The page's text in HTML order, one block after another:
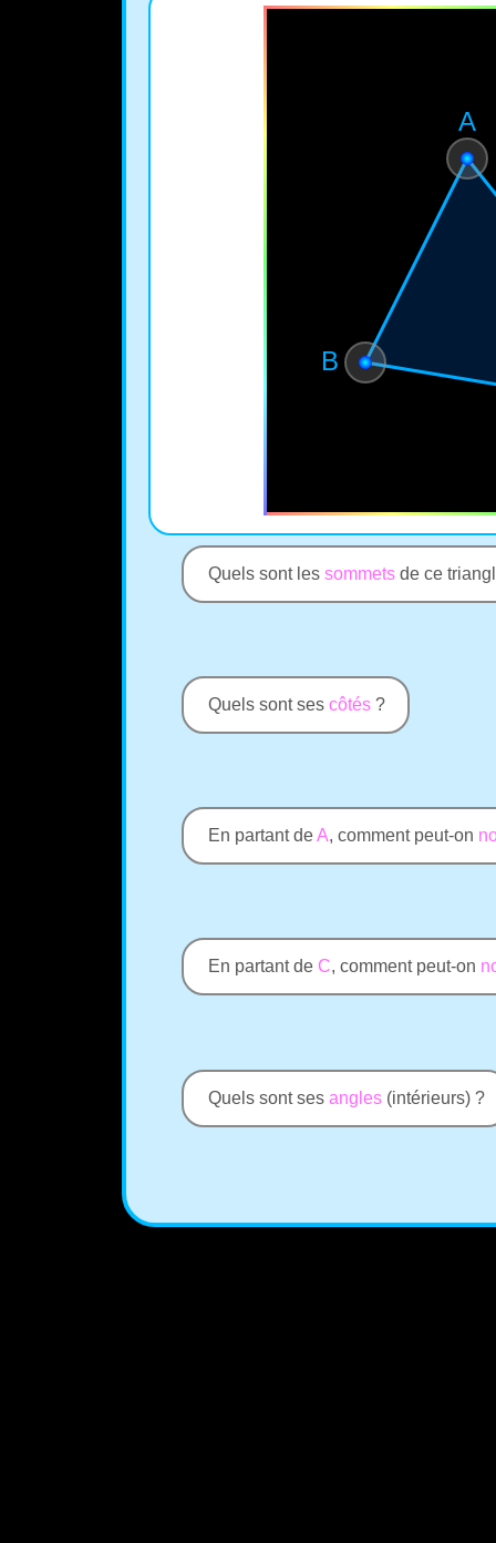
Quels sont les sommets de ce
Quels sont ses côtés ?
En partant deA, comment peut-on
En partant de C, comment peut-on
Quels sont ses angles (intérieurs) ?